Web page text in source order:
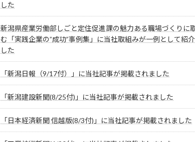
した
新潟県産業労働部しごと定住促進課の魅力ある職場づくりに
む「実践企業の”成功”事例集」に当社取組みが一例として紹
した
「新潟日報（9/17付）」に当社記事が掲載されました
「新潟建設新聞(8/25付)」に当社記事が掲載されました
「日本経済新聞 信越版(8/3付)」に当社記事が掲載されました